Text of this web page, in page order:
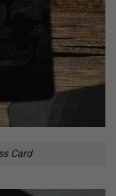
Card